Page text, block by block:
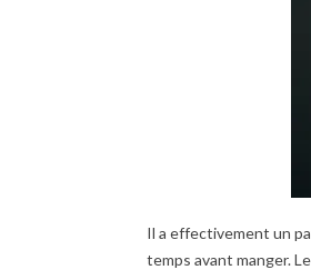
Il a effectivement un
temps avant manger.